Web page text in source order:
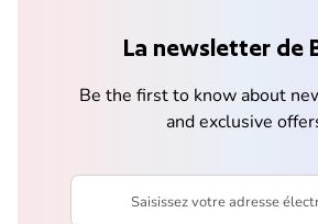
La newsletter de
Be the first to know about
and exclusive
Saisissez votre adresse électronique